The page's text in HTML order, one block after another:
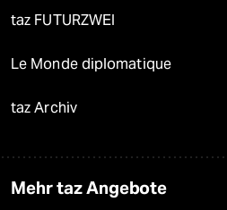
taz FUTURZWEI
Le Monde diplomatique
taz Archiv
Mehr taz Angebote